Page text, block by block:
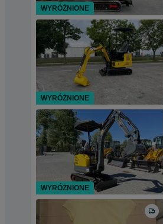
WYRÓŻNIONE
WYRÓŻNIONE
WYRÓŻNIONE